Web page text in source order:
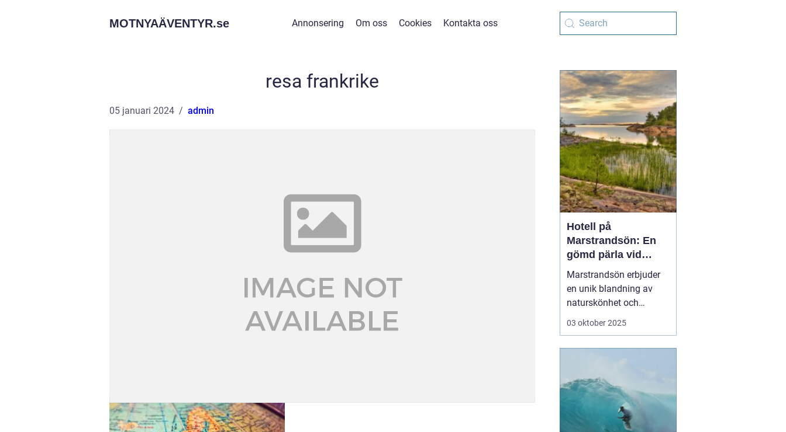
MOTNYAÄVENTYR.se Annonsering Om oss Cookies Kontakta oss
resa frankrike
05 januari 2024 admin
Hotell på
Marstrandsön: En
gömd pärla vid
västkusten
Marstrandsön erbjuder
en unik blandning av
naturskönhet och
historisk charm, och är
mysiga hotell och
närheten till natur, kultur
03 oktober 2025